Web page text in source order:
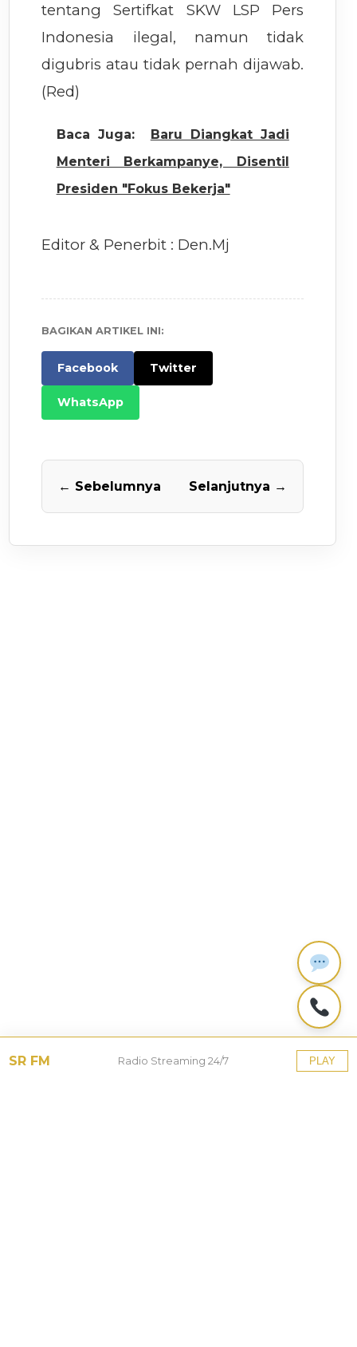
tentang Sertifkat SKW LSP Pers
Indonesia ilegal, namun tidak
digubris atau tidak pernah dijawab.
(Red)
Baca Juga:
Baru Diangkat Jadi
Menteri Berkampanye, Disentil
Presiden "Fokus Bekerja"
Editor & Penerbit : Den.Mj
BAGIKAN ARTIKEL INI:
Facebook Twitter
WhatsApp
← Sebelumnya Selanjutnya →
SR FM Radio Streaming 24/7 PLAY